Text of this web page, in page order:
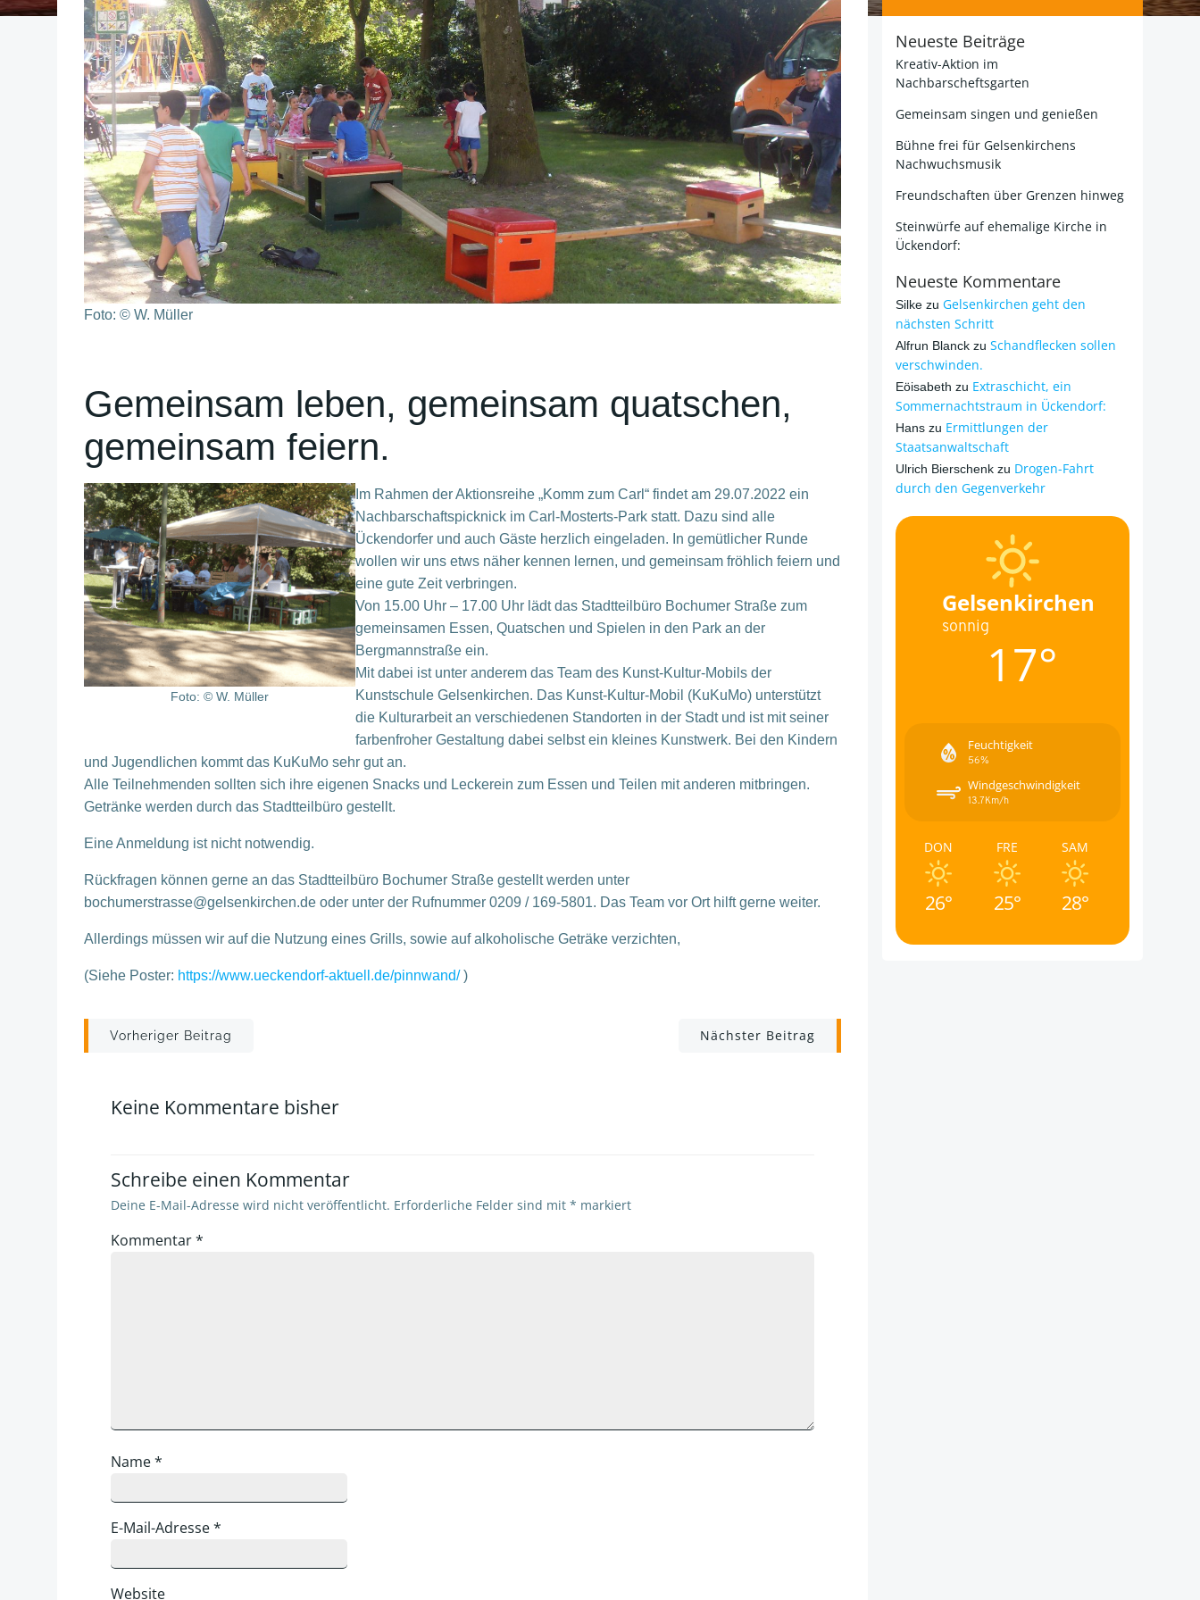
Foto: © W. Müller
Gemeinsam leben, gemeinsam quatschen,
gemeinsam feiern.
Foto: © W. Müller
Im Rahmen der Aktionsreihe „Komm zum Carl“ findet am 29.07.2022 ein
Nachbarschaftspicknick im Carl-Mosterts-Park statt. Dazu sind alle
Ückendorfer und auch Gäste herzlich eingeladen. In gemütlicher Runde
wollen wir uns etws näher kennen lernen, und gemeinsam fröhlich feiern und
eine gute Zeit verbringen.
Von 15.00 Uhr – 17.00 Uhr lädt das Stadtteilbüro Bochumer Straße zum
gemeinsamen Essen, Quatschen und Spielen in den Park an der
Bergmannstraße ein.
Mit dabei ist unter anderem das Team des Kunst-Kultur-Mobils der
Kunstschule Gelsenkirchen. Das Kunst-Kultur-Mobil (KuKuMo) unterstützt
die Kulturarbeit an verschiedenen Standorten in der Stadt und ist mit seiner
farbenfroher Gestaltung dabei selbst ein kleines Kunstwerk. Bei den Kindern
und Jugendlichen kommt das KuKuMo sehr gut an.
Alle Teilnehmenden sollten sich ihre eigenen Snacks und Leckerein zum Essen und Teilen mit anderen mitbringen.
Getränke werden durch das Stadtteilbüro gestellt.
Eine Anmeldung ist nicht notwendig.
Rückfragen können gerne an das Stadtteilbüro Bochumer Straße gestellt werden unter
bochumerstrasse@gelsenkirchen.de oder unter der Rufnummer 0209 / 169-5801. Das Team vor Ort hilft gerne weiter.
Allerdings müssen wir auf die Nutzung eines Grills, sowie auf alkoholische Geträke verzichten,
(Siehe Poster: https://www.ueckendorf-aktuell.de/pinnwand/)
Post
Vorheriger Beitrag Nächster Beitrag
Keine Kommentare bisher
Schreibe einen Kommentar
Deine E-Mail-Adresse wird nicht veröffentlicht. Erforderliche Felder sind mit * markiert
Kommentar*
Name*
E-Mail-Adresse*
Website
Neueste Beiträge
Kreativ-Aktion im
Nachbarscheftsgarten
Gemeinsam singen und genießen
Bühne frei für Gelsenkirchens
Nachwuchsmusik
Freundschaften über Grenzen hinweg
Steinwürfe auf ehemalige Kirche in
Ückendorf:
Neueste Kommentare
Silke zu Gelsenkirchen geht den
nächsten Schritt
Alfrun Blanck zu Schandflecken sollen
verschwinden.
Eöisabeth zu Extraschicht, ein
Sommernachtstraum in Ückendorf:
Hans zu Ermittlungen der
Staatsanwaltschaft
Ulrich Bierschenk zu Drogen-Fahrt
durch den Gegenverkehr
Gelsenkirchen
sonnig
17°
Feuchtigkeit
56%
Windgeschwindigkeit
13.7Km/h
DON
26°
FRE
25°
SAM
28°